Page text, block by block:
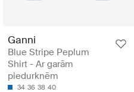
Ganni
Blue Stripe Peplum
Shirt - Ar garām
piedurknēm
34 36 38 40